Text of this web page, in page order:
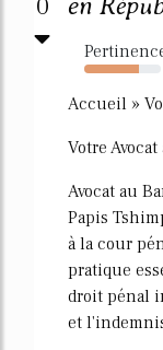
0
en
71%
Accueil »
Votre
Avocat au
Papis
à la cour
pratique
droit pénal
et